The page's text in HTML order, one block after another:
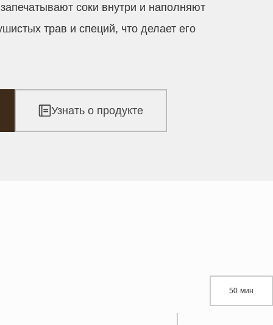
соки внутри и наполняют
трав и специй, что делает его
Узнать о продукте
50 мин